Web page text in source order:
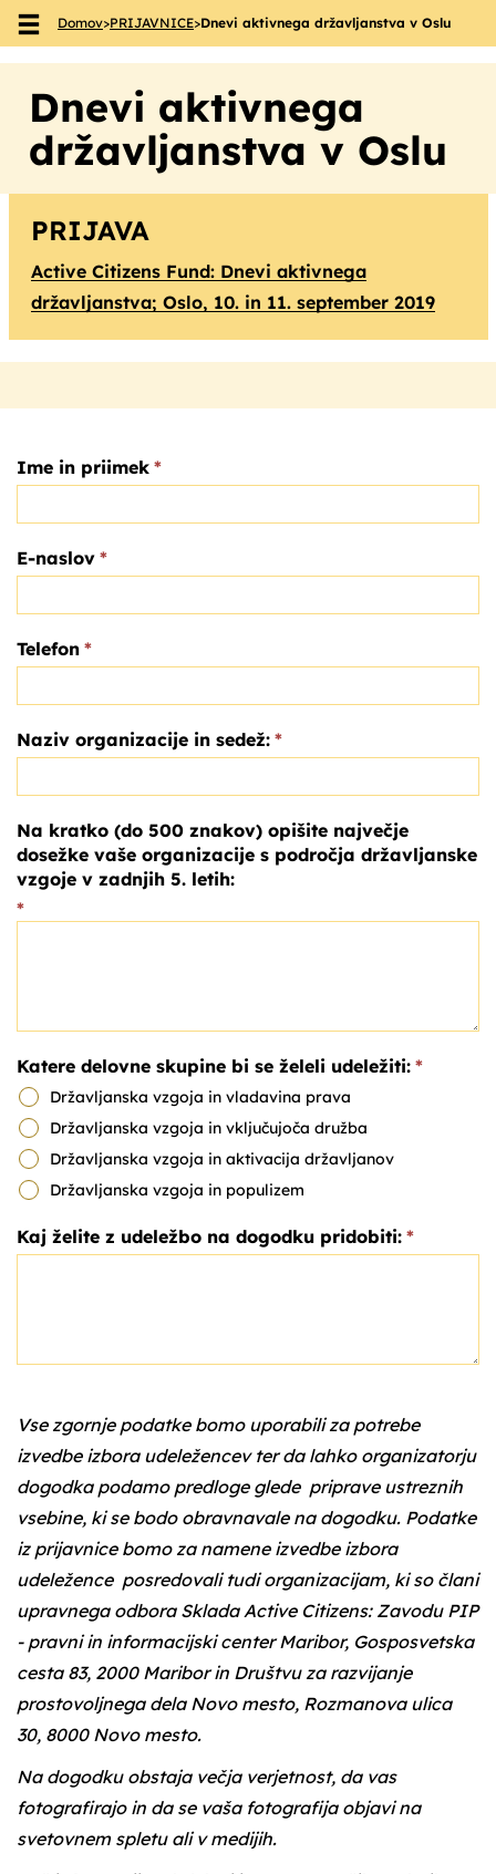
Skoči na vsebino
Domov>PRIJAVNICE>Dnevi aktivnega državljanstva v Oslu
Dnevi aktivnega
državljanstva v Oslu
PRIJAVA
Active Citizens Fund: Dnevi aktivnega
državljanstva; Oslo, 10. in 11. september 2019
Ime in priimek *
E-naslov *
Telefon *
Naziv organizacije in sedež: *
Na kratko (do 500 znakov) opišite največje
dosežke vaše organizacije s področja državljanske
vzgoje v zadnjih 5. letih:
*
Katere delovne skupine bi se želeli udeležiti: *
Državljanska vzgoja in vladavina prava
Državljanska vzgoja in vključujoča družba
Državljanska vzgoja in aktivacija državljanov
Državljanska vzgoja in populizem
Kaj želite z udeležbo na dogodku pridobiti: *
Vse zgornje podatke bomo uporabili za potrebe
izvedbe izbora udeležencev ter da lahko organizatorju
dogodka podamo predloge glede priprave ustreznih
vsebine, ki se bodo obravnavale na dogodku. Podatke
iz prijavnice bomo za namene izvedbe izbora
udeležence posredovali tudi organizacijam, ki so člani
upravnega odbora Sklada Active Citizens: Zavodu PIP
- pravni in informacijski center Maribor, Gosposvetska
cesta 83, 2000 Maribor in Društvu za razvijanje
prostovoljnega dela Novo mesto, Rozmanova ulica
30, 8000 Novo mesto.
Na dogodku obstaja večja verjetnost, da vas
fotografirajo in da se vaša fotografija objavi na
svetovnem spletu ali v medijih.